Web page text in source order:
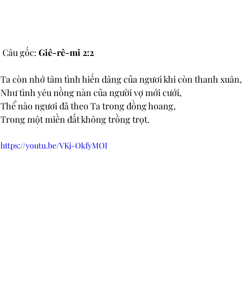
Câu gốc: Giê-rê-mi 2:2
Ta còn nhớ tâm tình hiến dâng của ngươi khi còn thanh xuân,
Như tình yêu nồng nàn của người vợ mới cưới,
Thể nào ngươi đã theo Ta trong đồng hoang,
Trong một miền đất không trồng trọt.
https://youtu.be/VKj-OkfyMOI